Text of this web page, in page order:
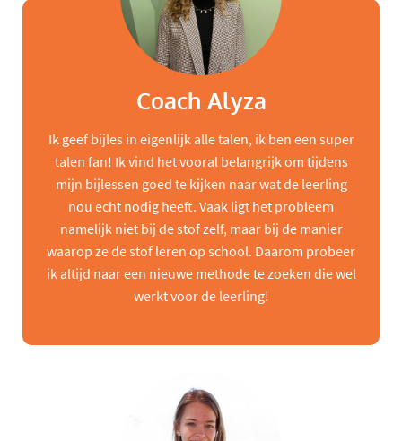
Coach Alyza
Ik geef bijles in eigenlijk alle talen, ik ben een super
talen fan! Ik vind het vooral belangrijk om tijdens
mijn bijlessen goed te kijken naar wat de leerling
nou echt nodig heeft. Vaak ligt het probleem
namelijk niet bij de stof zelf, maar bij de manier
waarop ze de stof leren op school. Daarom probeer
ik altijd naar een nieuwe methode te zoeken die wel
werkt voor de leerling!